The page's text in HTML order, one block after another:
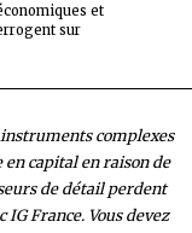
et
sur
instruments complexes
capital en raison de
de détail perdent
IG France. Vous devez